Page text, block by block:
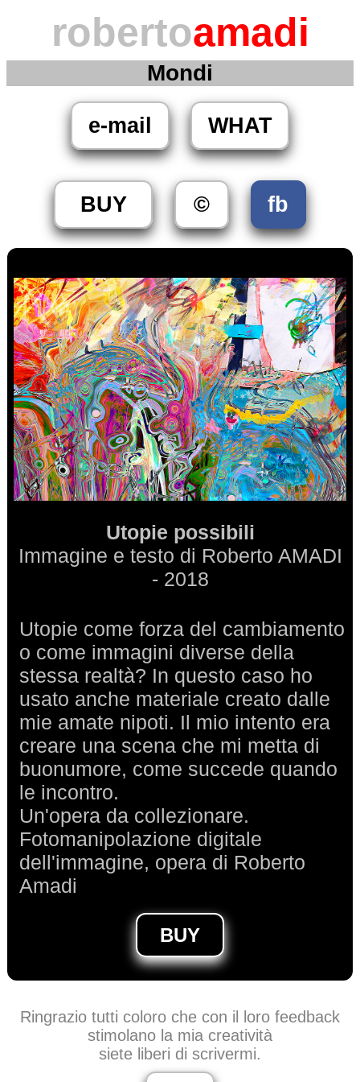
robertoamadi
Mondi
e-mail WHAT
BUY © fb
Utopie possibili
Immagine e testo di Roberto AMADI
- 2018
Utopie come forza del cambiamento
o come immagini diverse della
stessa realtà? In questo caso ho
usato anche materiale creato dalle
mie amate nipoti. Il mio intento era
creare una scena che mi metta di
buonumore, come succede quando
le incontro.
Un'opera da collezionare.
Fotomanipolazione digitale
dell'immagine, opera di Roberto
Amadi
BUY
Ringrazio tutti coloro che con il loro feedback
stimolano la mia creatività
siete liberi di scrivermi.